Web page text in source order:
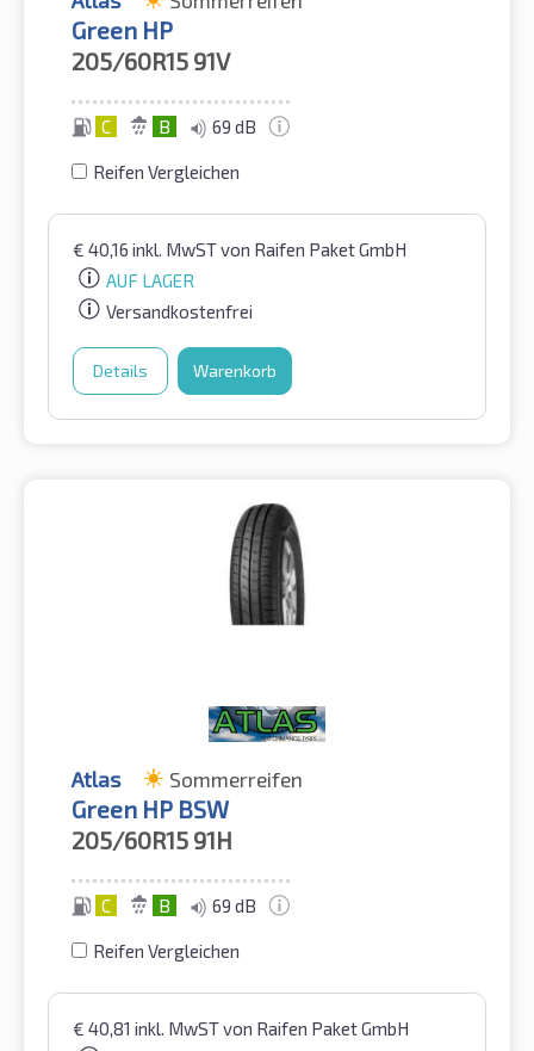
Green HP
205/60R15 91V
C B 69 dB
Reifen Vergleichen
€ 40,16 inkl. MwSTvon Raifen Paket GmbH
AUF LAGER
Versandkostenfrei
Details Warenkorb
Atlas Sommerreifen
Green HP BSW
205/60R15 91H
C B 69 dB
Reifen Vergleichen
€ 40,81 inkl. MwSTvon Raifen Paket GmbH